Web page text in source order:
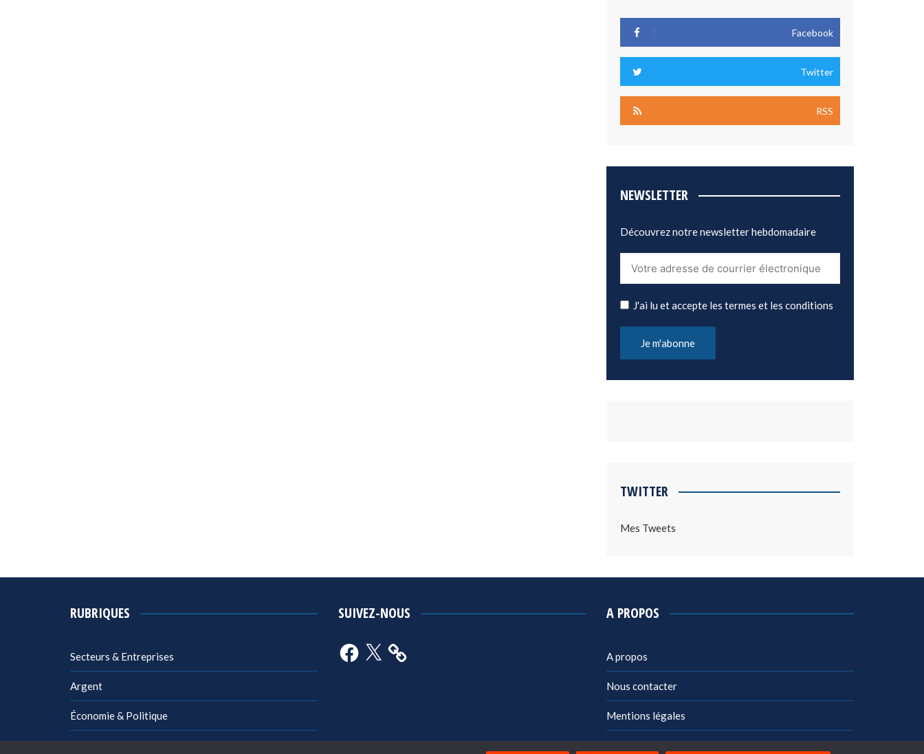
Facebook
Twitter
RSS
NEWSLETTER
Découvrez notre newsletter hebdomadaire
J'ai lu et accepte les termes et les conditions
TWITTER
Mes Tweets
RUBRIQUES
Secteurs & Entreprises
Argent
Économie & Politique
Management
SUIVEZ-NOUS
Facebook
X
A PROPOS
A propos
Nous contacter
Mentions légales
Politique de confidentialité